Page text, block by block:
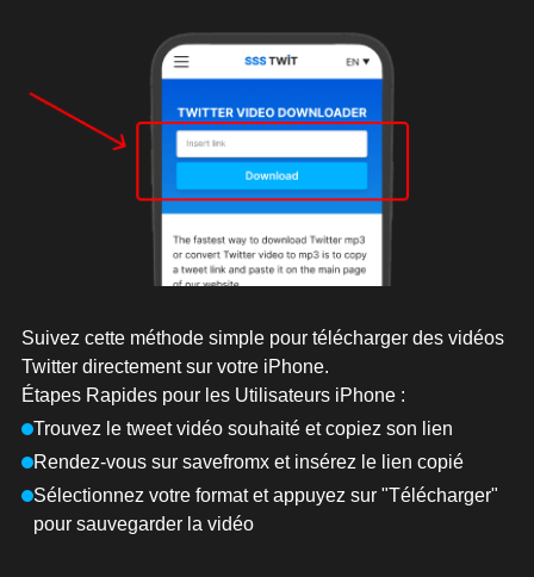
Suivez cette méthode simple pour télécharger des vidéos
Twitter directement sur votre iPhone.
Étapes Rapides pour les Utilisateurs iPhone :
Trouvez le tweet vidéo souhaité et copiez son lien
Rendez-vous sur savefromx et insérez le lien copié
Sélectionnez votre format et appuyez sur "Télécharger"
pour sauvegarder la vidéo